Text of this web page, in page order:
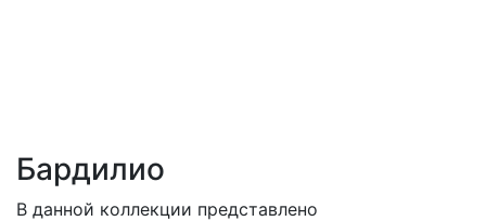
Бардилио
В данной коллекции представлено